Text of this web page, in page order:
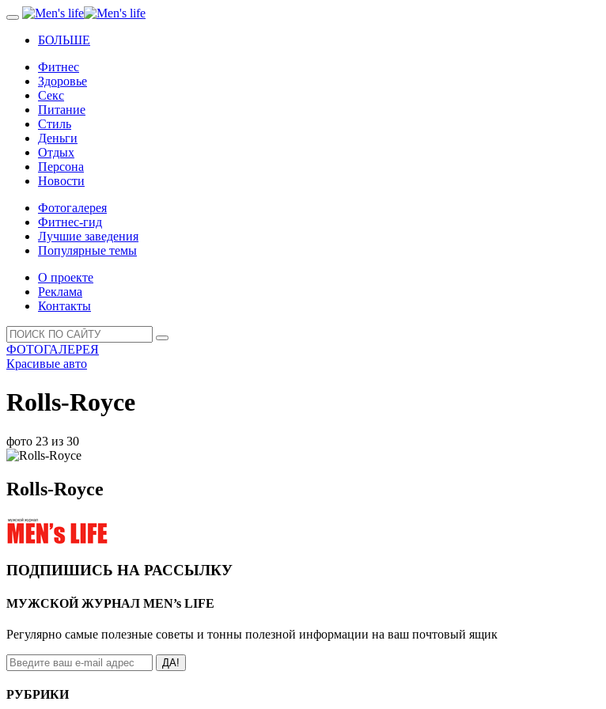
БОЛЬШЕ
Фитнес
Здоровье
Секс
Питание
Стиль
Деньги
Отдых
Персона
Новости
Фотогалерея
Фитнес-гид
Лучшие заведения
Популярные темы
О проекте
Реклама
Контакты
ФОТОГАЛЕРЕЯ
Красивые авто
Rolls-Royce
фото 23 из 30
Rolls-Royce
ПОДПИШИСЬ НА РАССЫЛКУ
МУЖСКОЙ ЖУРНАЛ MEN’s LIFE
Регулярно самые полезные советы и тонны полезной информации на ваш почтовый ящик
ДА!
РУБРИКИ